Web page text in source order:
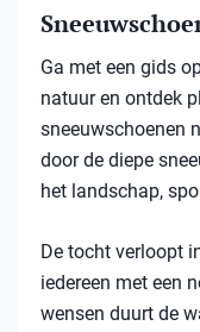
Ga met een gids
natuur en ontdek
sneeuwschoenen
door de diepe
het landschap,
De tocht verloopt
iedereen met een
wensen duurt de